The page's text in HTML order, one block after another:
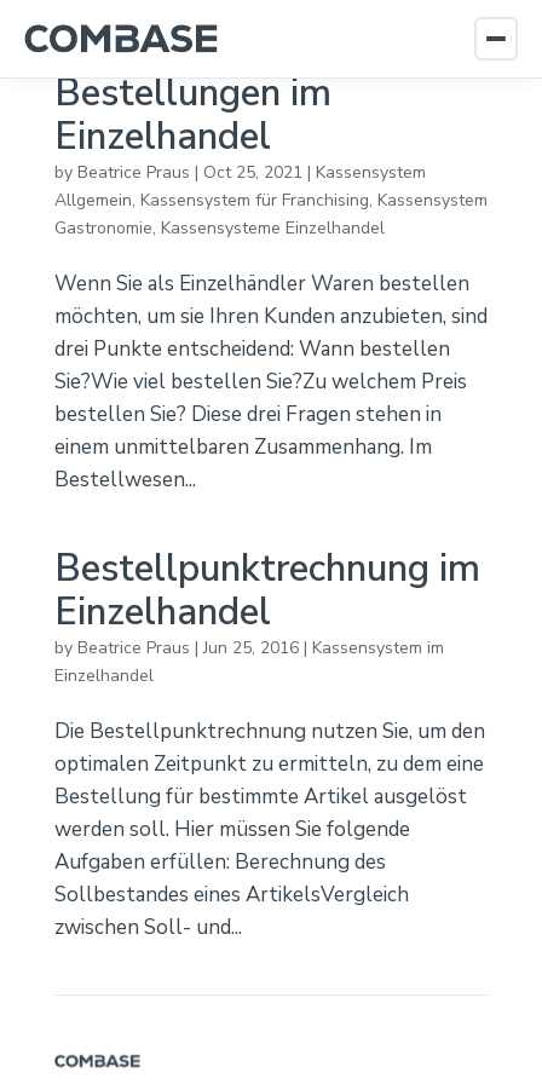
Bestellungen im
Einzelhandel
by Beatrice Praus | Oct 25, 2021 | Kassensystem
Allgemein, Kassensystem für Franchising, Kassensystem
Gastronomie, Kassensysteme Einzelhandel
Wenn Sie als Einzelhändler Waren bestellen
möchten, um sie Ihren Kunden anzubieten, sind
drei Punkte entscheidend: Wann bestellen
Sie?Wie viel bestellen Sie?Zu welchem Preis
bestellen Sie? Diese drei Fragen stehen in
einem unmittelbaren Zusammenhang. Im
Bestellwesen...
Bestellpunktrechnung im
Einzelhandel
by Beatrice Praus |Jun 25, 2016| Kassensystem im
Einzelhandel
Die Bestellpunktrechnung nutzen Sie, um den
optimalen Zeitpunkt zu ermitteln, zu dem eine
Bestellung für bestimmte Artikel ausgelöst
werden soll. Hier müssen Sie folgende
Aufgaben erfüllen: Berechnung des
Sollbestandes eines ArtikelsVergleich
zwischen Soll- und...